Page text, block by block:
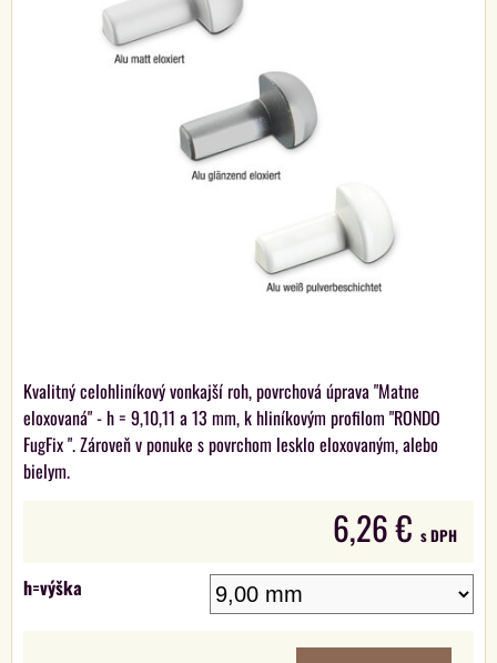
Kvalitný celohliníkový vonkajší roh, povrchová úprava "Matne
eloxovaná" - h = 9,10,11 a 13 mm, k hliníkovým profilom "RONDO
FugFix ". Zároveň v ponuke s povrchom lesklo eloxovaným, alebo
bielym.
6,26 € s DPH
h=výška